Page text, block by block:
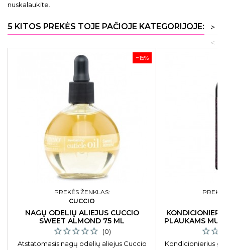
nuskalaukite.
5 KITOS PREKĖS TOJE PAČIOJE KATEGORIJOJE:
>
<
−15%
PREKĖS ŽENKLAS:
CUCCIO
NAGŲ ODELIŲ ALIEJUS CUCCIO
SWEET ALMOND 75 ML
(0)
Atstatomasis nagų odelių aliejus Cuccio
PLAUKAMS
Kondicionierius